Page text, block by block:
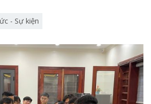
- Sự kiện